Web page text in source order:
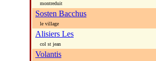
montreduit
Sosten Bacchus
le village
Alisiers Les
col st jean
Volantis